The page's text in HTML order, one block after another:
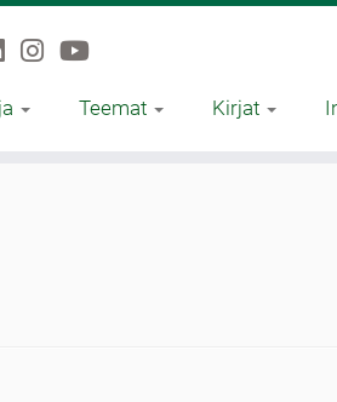
Teemat Kirjat